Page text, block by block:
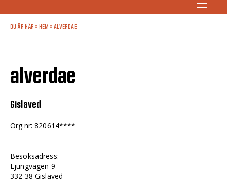
DU ÄR HÄR » HEM » ALVERDAE
alverdae
Gislaved
Org.nr: 820614****
Besöksadress:
Ljungvägen 9
332 38 Gislaved